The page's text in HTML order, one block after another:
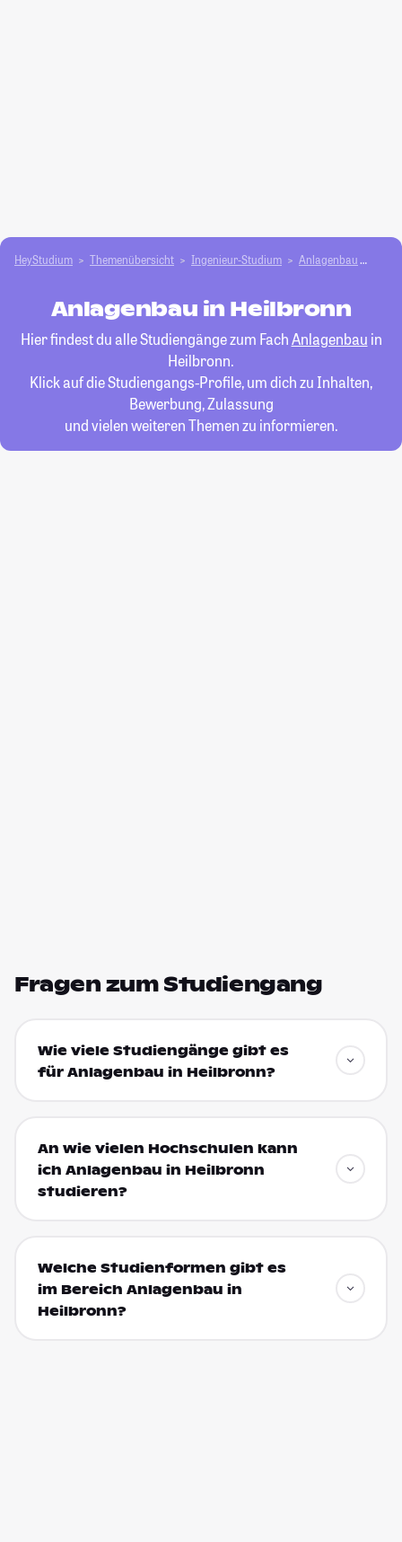
HeyStudium Themenübersicht Ingenieur-Studium Anlagenbau
Anlagenbau in Heilbronn
Hier findest du alle Studiengänge zum FachAnlagenbau in
Heilbronn.
Klick auf die Studiengangs-Profile, um dich zu Inhalten,
Bewerbung, Zulassung
und vielen weiteren Themen zu informieren.
Fragen zum Studiengang
Wie viele Studiengänge gibt es
für Anlagenbau in Heilbronn?
An wie vielen Hochschulen kann
ich Anlagenbau in Heilbronn
studieren?
Welche Studienformen gibt es
im Bereich Anlagenbau in
Heilbronn?